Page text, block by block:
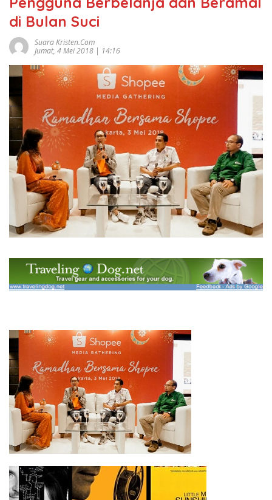
di Bulan Suci
Suara Kristen.com
Jumat, 4 Mei 2018 | 14:16